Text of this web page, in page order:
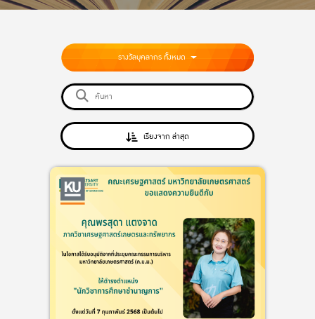
รางวัลบุคลากร ทั้งหมด
เรียงจาก ล่าสุด